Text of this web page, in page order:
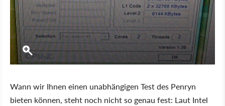
Wann wir Ihnen einen unabhängigen Test des Penryn
bieten können, steht noch nicht so genau fest: Laut Intel